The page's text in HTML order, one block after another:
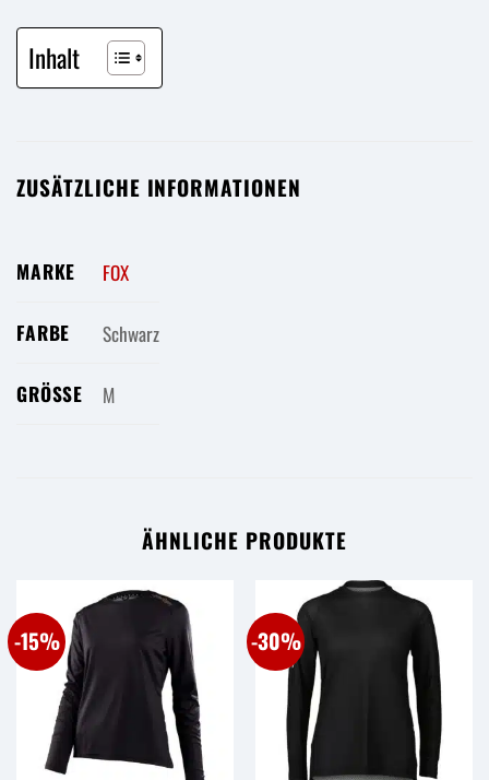
Inhalt
ZUSÄTZLICHE INFORMATIONEN
MARKE FOX
FARBE Schwarz
GRÖSSE M
ÄHNLICHE PRODUKTE
-15% -30%